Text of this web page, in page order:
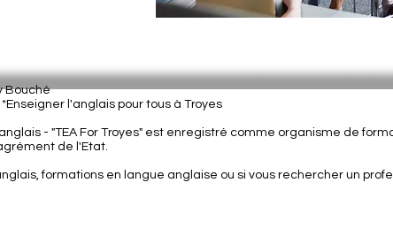
Bouché
l'anglais pour tous à Troyes
- "TEA For Troyes" est enregistré comme organisme de
de l'Etat.
formations en langue anglaise ou si vous rechercher un